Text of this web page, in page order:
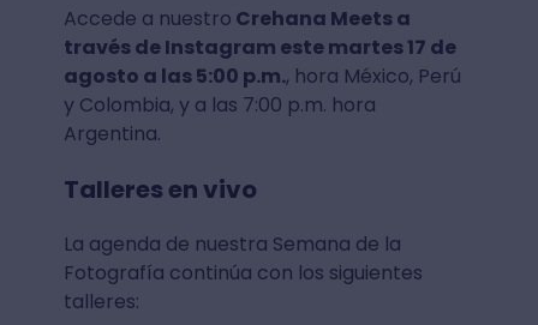
Accede a nuestro Crehana Meets a
través de Instagram este martes 17 de
agosto a las 5:00 p.m., hora México, Perú
y Colombia, y a las 7:00 p.m. hora
Argentina.
Talleres en vivo
La agenda de nuestra Semana de la
Fotografía continúa con los siguientes
talleres: